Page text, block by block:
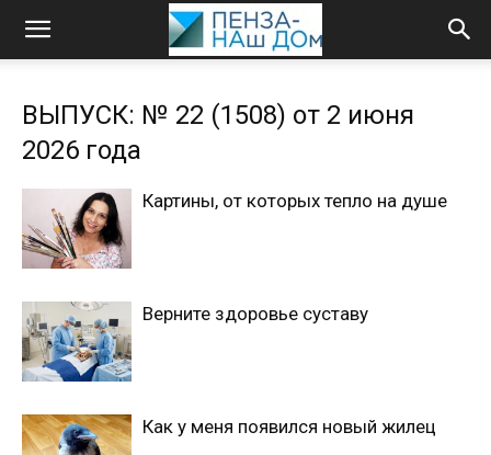
ВЫПУСК: № 22 (1508) от 2 июня
2026 года
Картины, от которых тепло на душе
Верните здоровье суставу
Как у меня появился новый жилец